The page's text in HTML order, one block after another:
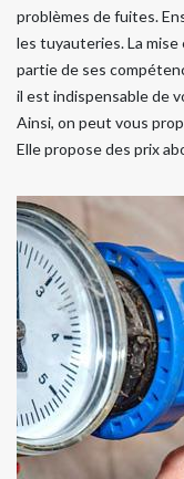
problèmes de fuites.
les tuyauteries. La
partie de ses
il est indispensable de
Ainsi, on peut vous
Elle propose des prix